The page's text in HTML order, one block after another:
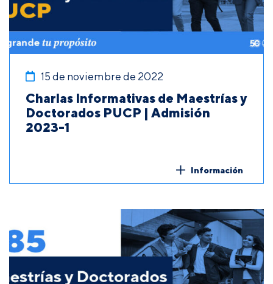
15 de noviembre de 2022
Charlas Informativas de Maestrías y
Doctorados PUCP | Admisión
2023-1
Información